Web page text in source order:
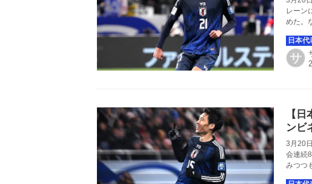
レーン
めた。
た。
サ
【
ンビ
でし
3月20
会連続
みつつ